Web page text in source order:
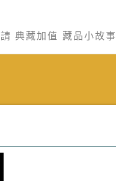
典藏加值 藏品小故事